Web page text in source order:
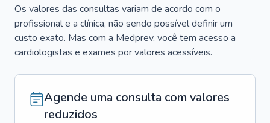
Os valores das consultas variam de acordo com o
profissional e a clínica, não sendo possível definir um
custo exato. Mas com a Medprev, você tem acesso a
cardiologistas e exames por valores acessíveis.
Agende uma consulta com valores
reduzidos